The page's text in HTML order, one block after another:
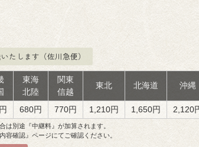
たします（佐川急便）
東海
北陸
関東
信越
東北 北海道 沖縄
680円 770円 1,210円 1,650円 2,120
は別途『中継料』が加算されます。
容確認』ページにてご確認ください。